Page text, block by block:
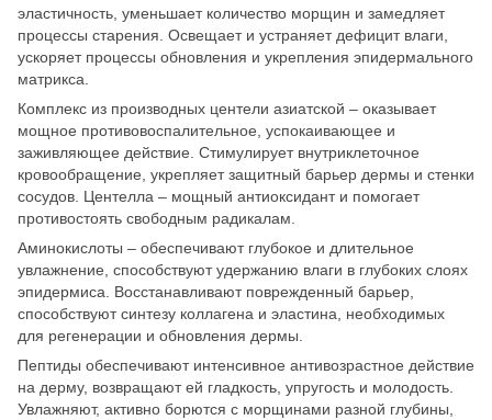
эластичность, уменьшает количество морщин и замедляет
процессы старения. Освещает и устраняет дефицит влаги,
ускоряет процессы обновления и укрепления эпидермального
матрикса.
Комплекс из производных центели азиатской – оказывает
мощное противовоспалительное, успокаивающее и
заживляющее действие. Стимулирует внутриклеточное
кровообращение, укрепляет защитный барьер дермы и стенки
сосудов. Центелла – мощный антиоксидант и помогает
противостоять свободным радикалам.
Аминокислоты – обеспечивают глубокое и длительное
увлажнение, способствуют удержанию влаги в глубоких слоях
эпидермиса. Восстанавливают поврежденный барьер,
способствуют синтезу коллагена и эластина, необходимых
для регенерации и обновления дермы.
Пептиды обеспечивают интенсивное антивозрастное действие
на дерму, возвращают ей гладкость, упругость и молодость.
Увлажняют, активно борются с морщинами разной глубины,